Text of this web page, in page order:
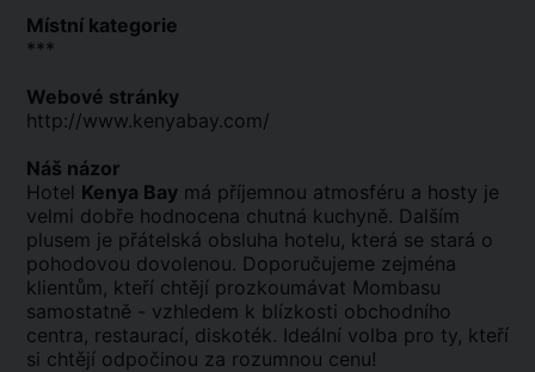
Místní kategorie
***
Webové stránky
http://www.kenyabay.com/
Náš názor
Hotel Kenya Bay má příjemnou atmosféru a hosty je
velmi dobře hodnocena chutná kuchyně. Dalším
plusem je přátelská obsluha hotelu, která se stará o
pohodovou dovolenou. Doporučujeme zejména
klientům, kteří chtějí prozkoumávat Mombasu
samostatně - vzhledem k blízkosti obchodního
centra, restaurací, diskoték. Ideální volba pro ty, kteří
si chtějí odpočinou za rozumnou cenu!